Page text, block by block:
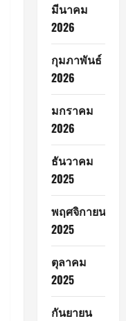
Messenger
มีนาคม
2026
กุมภาพันธ์
2026
มกราคม
2026
ธันวาคม
2025
พฤศจิกายน
2025
ตุลาคม
2025
กันยายน